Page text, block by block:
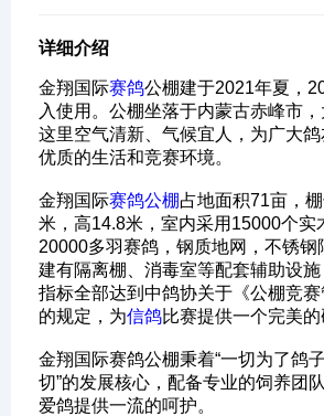
详细介绍
金翔国际赛鸽公棚建于2021年夏，
入使用。公棚坐落于内蒙古赤峰市，
这里空气清新、气候宜人，为广大
优质的生活和竞赛环境。
金翔国际赛鸽公棚占地面积71亩，
米，高14.8米，室内采用15000个实
20000多羽赛鸽，钢质地网，不锈钢
建有隔离棚、消毒室等配套辅助设
指标全部达到中鸽协关于《公棚竞赛
的规定，为信鸽比赛提供一个完美的
金翔国际赛鸽公棚秉着“一切为了鸽
切”的发展核心，配备专业的饲养团
爱鸽提供一流的呵护。